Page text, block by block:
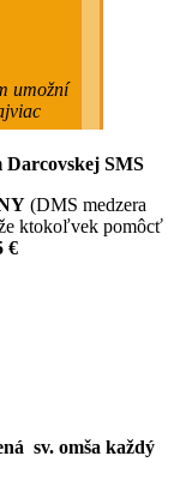
SMS
(DMS medzera
ktokoľvek pomôcť
€
sv. omša každý